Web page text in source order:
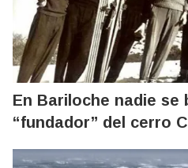
En Bariloche nadie se
“fundador” del cerro